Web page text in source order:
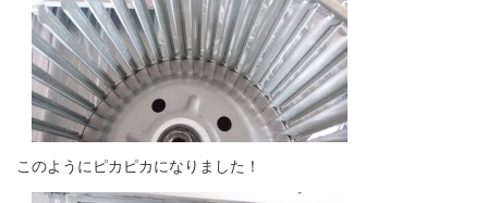
このようにピカピカになりました！